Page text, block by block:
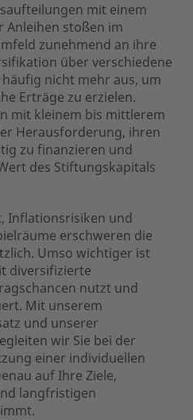
mit einem
Anleihen stoßen im
zunehmend an ihre
über verschiedene
nicht mehr aus, um
Erträge zu erzielen.
mit kleinem bis mittlerem
Herausforderung, ihren
zu finanzieren und
des Stiftungskapitals
Inflationsrisiken und
erschweren die
Umso wichtiger ist
diversifizierte
nutzt und
Mit unserem
und unserer
wir Sie bei der
einer individuellen
auf Ihre Ziele,
langfristigen